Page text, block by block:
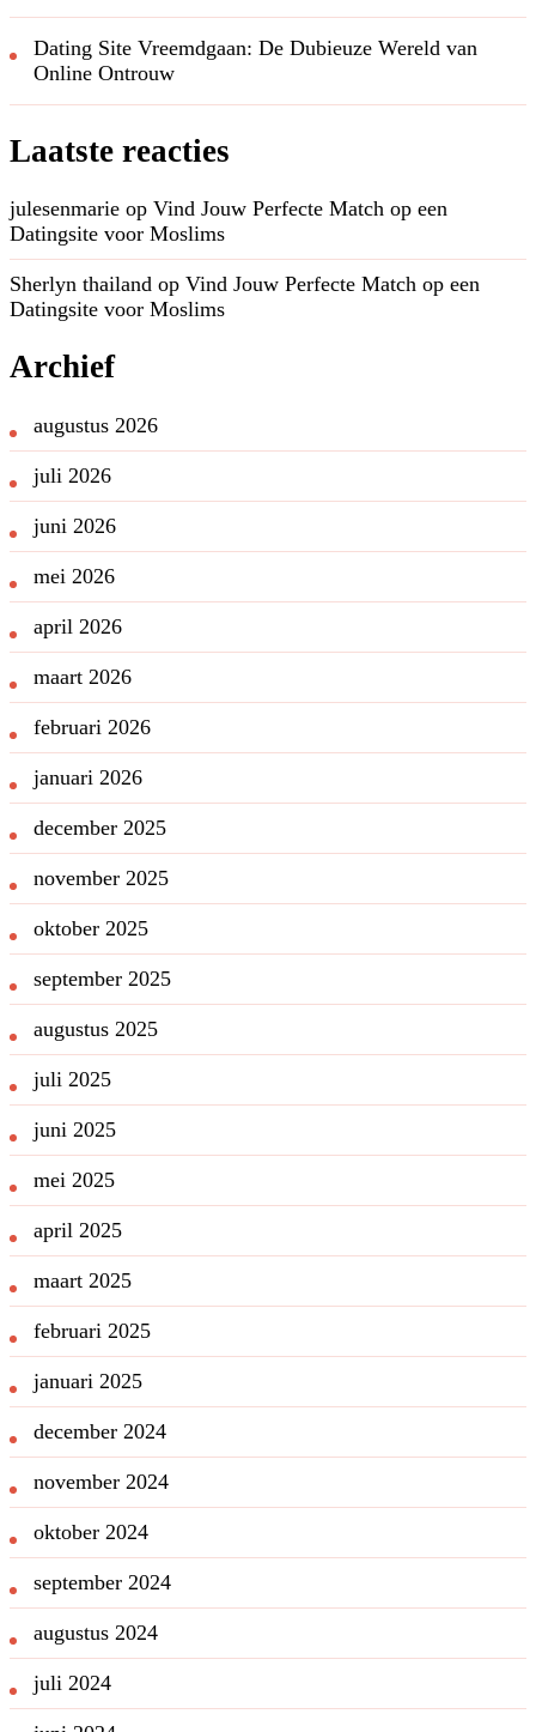
Dating Site Vreemdgaan: De Dubieuze Wereld van
Online Ontrouw
Laatste reacties
julesenmarie op Vind Jouw Perfecte Match op een
Datingsite voor Moslims
Sherlyn thailand op Vind Jouw Perfecte Match op een
Datingsite voor Moslims
Archief
augustus 2026
juli 2026
juni 2026
mei 2026
april 2026
maart 2026
februari 2026
januari 2026
december 2025
november 2025
oktober 2025
september 2025
augustus 2025
juli 2025
juni 2025
mei 2025
april 2025
maart 2025
februari 2025
januari 2025
december 2024
november 2024
oktober 2024
september 2024
augustus 2024
juli 2024